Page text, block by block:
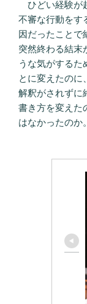
ひどい経験が
不審な行動をす
因だったことで
突然終わる結末
うな気がするた
とに変えたのに
解釈がされずに
書き方を変えた
はなかったのか。